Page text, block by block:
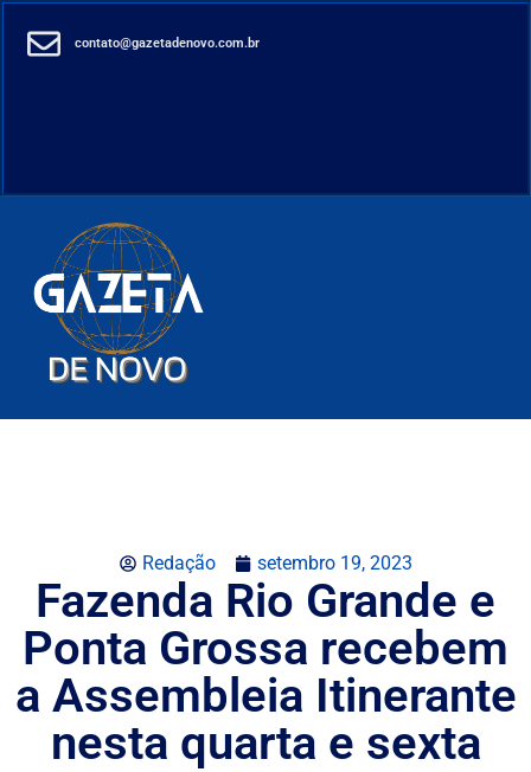
contato@gazetadenovo.com.br
Redação setembro 19, 2023
Fazenda Rio Grande e
Ponta Grossa recebem
a Assembleia Itinerante
nesta quarta e sexta